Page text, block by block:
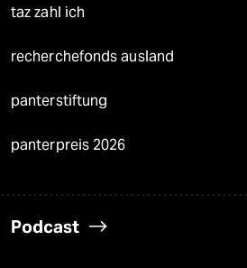
taz zahl ich
recherchefonds ausland
panterstiftung
panterpreis 2026
Podcast